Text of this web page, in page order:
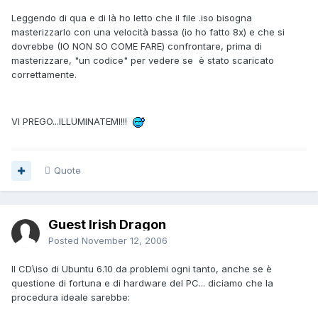
Leggendo di qua e di là ho letto che il file .iso bisogna
masterizzarlo con una velocità bassa (io ho fatto 8x) e che si
dovrebbe (IO NON SO COME FARE) confrontare, prima di
masterizzare, "un codice" per vedere se è stato scaricato
correttamente.
VI PREGO...ILLUMINATEMI!!!
Quote
Guest Irish Dragon
Posted November 12, 2006
Il CD\iso di Ubuntu 6.10 da problemi ogni tanto, anche se è
questione di fortuna e di hardware del PC... diciamo che la
procedura ideale sarebbe: